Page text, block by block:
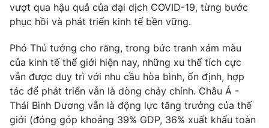
vượt qua hậu quả của đại dịch COVID-19, từng bước
phục hồi và phát triển kinh tế bền vững.
Phó Thủ tướng cho rằng, trong bức tranh xám màu
của kinh tế thế giới hiện nay, những xu thế tích cực
vẫn được duy trì với nhu cầu hòa bình, ổn định, hợp
tác để phát triển vẫn là dòng chảy chính. Châu Á -
Thái Bình Dương vẫn là động lực tăng trưởng của thế
giới (đóng góp khoảng 39% GDP, 36% xuất khẩu toàn